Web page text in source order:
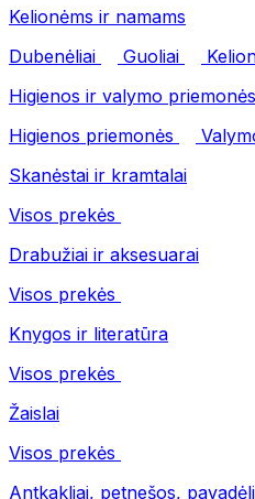
Kelionėms ir namams
Dubenėliai
Guoliai
Higienos ir valymo priemonės
Higienos priemonės
Skanėstai ir kramtalai
Visos prekės
Drabužiai ir aksesuarai
Visos prekės
Knygos ir literatūra
Visos prekės
Žaislai
Visos prekės
Antkakliai, petnešos,